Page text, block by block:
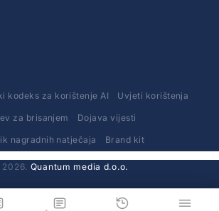
kodeks za korištenje AI Uvjeti korištenja
za brisanjem Dojava vijesti
nagradnih natječaja Brand kit
Quantum media d.o.o.